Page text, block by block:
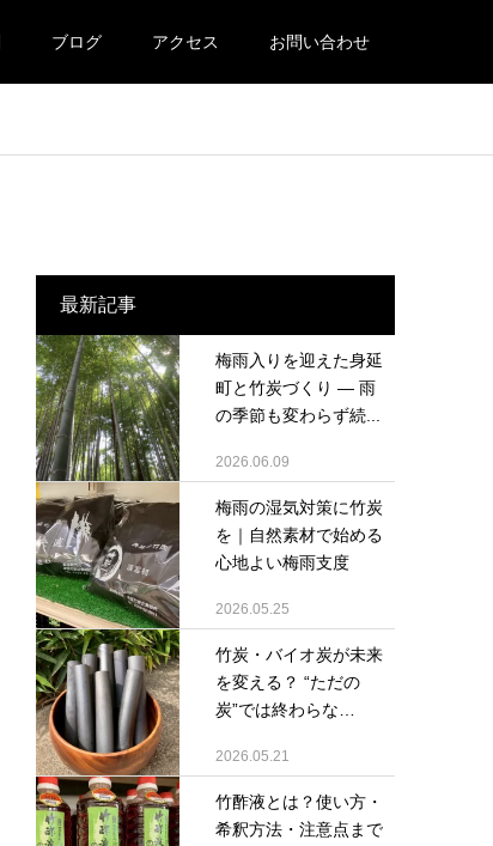
ブログ アクセス お問い合わせ
最新記事
梅雨入りを迎えた身延
町と竹炭づくり ― 雨
の季節も変わらず続...
2026.06.09
梅雨の湿気対策に竹炭
を｜自然素材で始める
心地よい梅雨支度
2026.05.25
竹炭・バイオ炭が未来
を変える？ “ただの
炭”では終わらな
2026.05.21
竹酢液とは？使い方・
希釈方法・注意点まで